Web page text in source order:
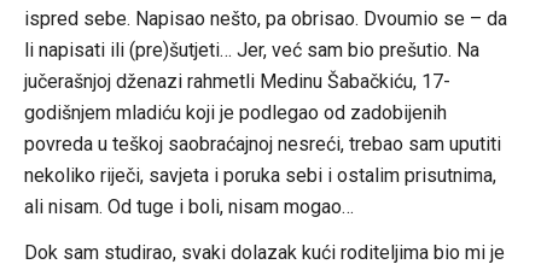
ispred sebe. Napisao nešto, pa obrisao. Dvoumio se – da
li napisati ili (pre)šutjeti… Jer, već sam bio prešutio. Na
jučerašnjoj dženazi rahmetli Medinu Šabačkiću, 17-
godišnjem mladiću koji je podlegao od zadobijenih
povreda u teškoj saobraćajnoj nesreći, trebao sam uputiti
nekoliko riječi, savjeta i poruka sebi i ostalim prisutnima,
ali nisam. Od tuge i boli, nisam mogao…
Dok sam studirao, svaki dolazak kući roditeljima bio mi je